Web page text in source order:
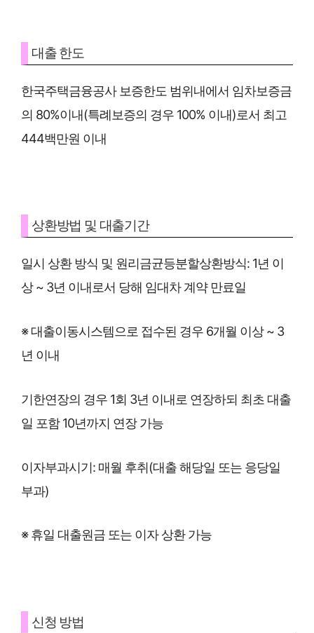
대출 한도
한국주택금융공사 보증한도 범위내에서 임차보증금
의 80%이내(특례보증의 경우 100% 이내)로서 최고
444백만원 이내
상환방법 및 대출기간
일시 상환 방식 및 원리금균등분할상환방식: 1년 이
상 ~ 3년 이내로서 당해 임대차 계약 만료일
※ 대출이동시스템으로 접수된 경우 6개월 이상 ~ 3
년 이내
기한연장의 경우 1회 3년 이내로 연장하되 최초 대출
일 포함 10년까지 연장 가능
이자부과시기: 매월 후취(대출 해당일 또는 응당일
부과)
※ 휴일 대출원금 또는 이자 상환 가능
신청 방법